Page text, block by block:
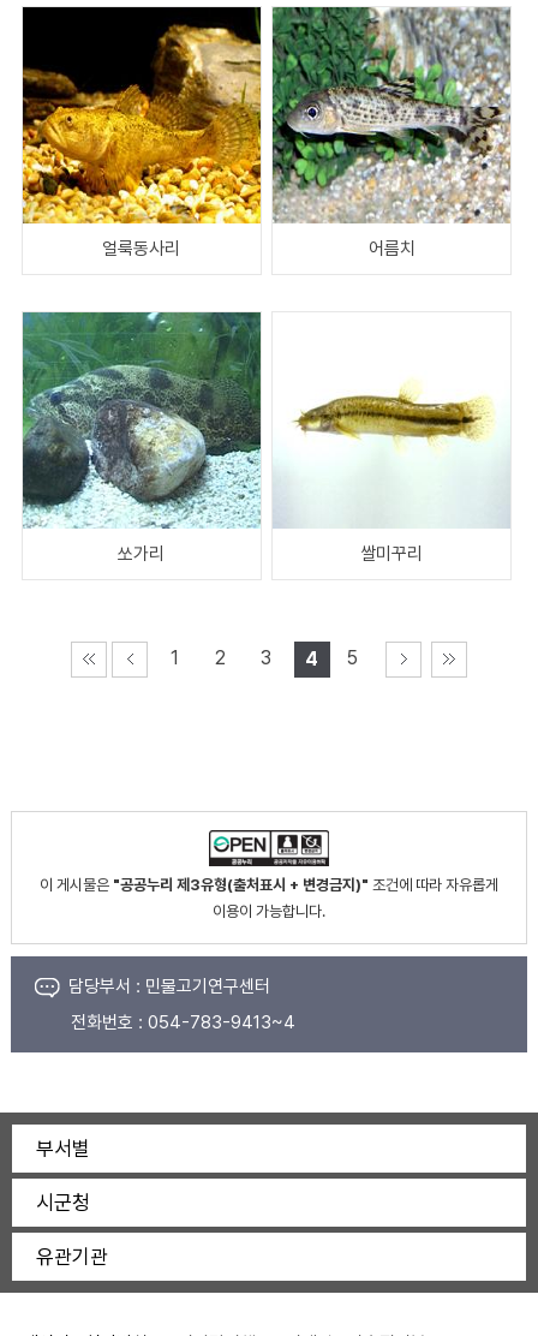
얼룩동사리 어름치
쏘가리 쌀미꾸리
1 2 3 4 5
이 게시물은 "공공누리 제3유형(출처표시 + 변경금지)" 조건에 따라 자유롭게
이용이 가능합니다.
담당부서 : 민물고기연구센터
전화번호 : 054-783-9413~4
부서별
시군청
유관기관